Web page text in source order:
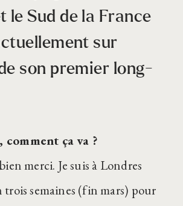
le Sud de la France
sur
son premier long-
ça va ?
merci. Je suis à Londres
trois semaines (fin mars) pour